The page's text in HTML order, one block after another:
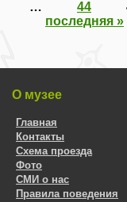
… 44
последняя »
О музее
Главная
Контакты
Схема проезда
Фото
СМИ о нас
Правила поведения